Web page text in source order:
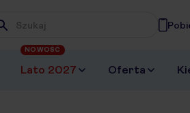
Wpisz frazę, której szukasz
Lato 2027
NOWOŚĆ
Oferta